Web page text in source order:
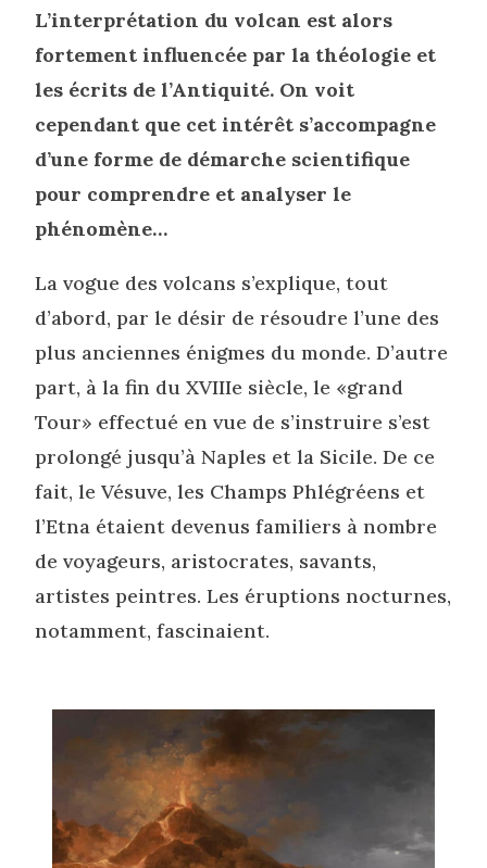
L’interprétation du volcan est alors
fortement influencée par la théologie et
les écrits de l’Antiquité. On voit
cependant que cet intérêt s’accompagne
d’une forme de démarche scientifique
pour comprendre et analyser le
phénomène…
La vogue des volcans s’explique, tout
d’abord, par le désir de résoudre l’une des
plus anciennes énigmes du monde. D’autre
part, à la fin du XVIIIe siècle, le «grand
Tour» effectué en vue de s’instruire s’est
prolongé jusqu’à Naples et la Sicile. De ce
fait, le Vésuve, les Champs Phlégréens et
l’Etna étaient devenus familiers à nombre
de voyageurs, aristocrates, savants,
artistes peintres. Les éruptions nocturnes,
notamment, fascinaient.